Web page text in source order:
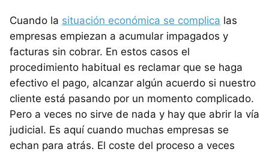
Cuando la situación económica se complica las
empresas empiezan a acumular impagados y
facturas sin cobrar. En estos casos el
procedimiento habitual es reclamar que se haga
efectivo el pago, alcanzar algún acuerdo si nuestro
cliente está pasando por un momento complicado.
Pero a veces no sirve de nada y hay que abrir la vía
judicial. Es aquí cuando muchas empresas se
echan para atrás. El coste del proceso a veces